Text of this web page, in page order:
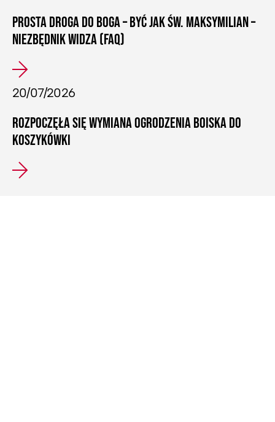
PROSTA DROGA DO BOGA – BYĆ JAK ŚW. MAKSYMILIAN –
NIEZBĘDNIK WIDZA (FAQ)
20/07/2026
ROZPOCZĘŁA SIĘ WYMIANA OGRODZENIA BOISKA DO
KOSZYKÓWKI